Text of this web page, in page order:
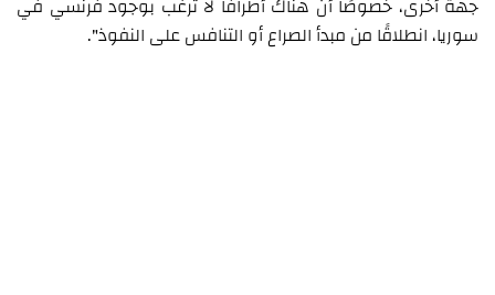
سوريا، انطلاقًا من مبدأ الصراع أو التنافس على النفوذ".